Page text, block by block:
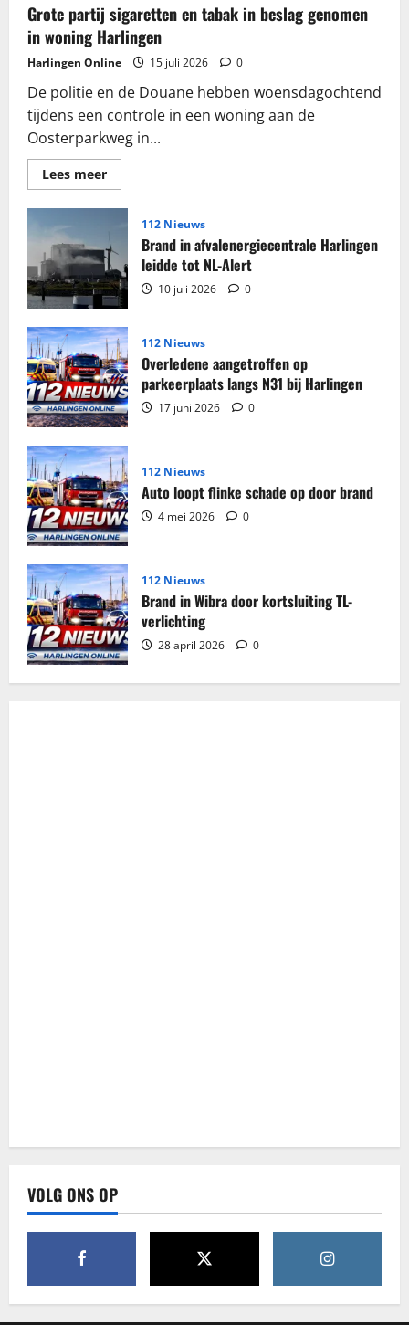
Grote partij sigaretten en tabak in beslag genomen
in woning Harlingen
Harlingen Online 15 juli 2026 0
De politie en de Douane hebben woensdagochtend
tijdens een controle in een woning aan de
Oosterparkweg in...
Lees meerLees
meer
Grote
sigaretten
en
tabak
in
beslag
genomen
in
woning
Harlingen
112 Nieuws
Brand in afvalenergiecentrale Harlingen
leidde tot NL-Alert
10 juli 2026 0
112 Nieuws
Overledene aangetroffen op
parkeerplaats langs N31 bij Harlingen
17 juni 2026 0
112 Nieuws
Auto loopt flinke schade op door brand
4 mei 2026 0
112 Nieuws
Brand in Wibra door kortsluiting TL-
verlichting
28 april 2026 0
VOLG ONS OP